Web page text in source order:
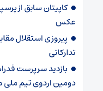
کاپیتان سابق از
عکس
پیروزی استقلال
تدارکاتی
بازدید سرپرست
دومین اردوی تیم ملی